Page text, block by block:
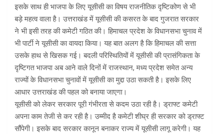
इसके साथ ही भाजपा के लिए यूसीसी का विषय राजनीतिक दृष्टिकोण से भी
बड़े महत्व वाला है। उत्तराखंड में यूसीसी की कसरत के बाद गुजरात सरकार
ने भी इसी तरह की कमेटी गठित की। हिमाचल प्रदेश के विधानसभा चुनाव में
भी पार्टी ने यूसीसी का वायदा किया। यह बात अलग है कि हिमाचल की सत्ता
उसके हाथ से खिसक गई। बदली परिस्थितियों में यूसीसी की प्रासंगिकता के
दृष्टिगत भाजपा अब आने वाले दिनों में राजस्थान, मध्य प्रदेश समेत अन्य
राज्यों के विधानसभा चुनावों में यूसीसी का मुद्दा उठा सकती है। इसके लिए
आधार उत्तराखंड की पहल को बनाया जाएगा।
यूसीसी को लेकर सरकार पूरी गंभीरता से कदम उठा रही है। ड्राफ्ट कमेटी
अपना काम तेजी से कर रही है। उम्मीद है कमेटी शीघ्र ही सरकार को ड्राफ्ट
सौंपेगी। इसके बाद सरकार कानून बनाकर राज्य में यूसीसी लागू करेगी। यह